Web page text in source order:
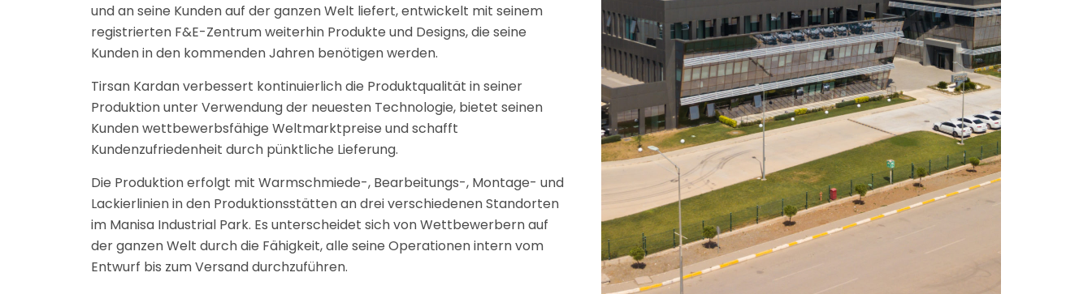
und an seine Kunden auf der ganzen Welt liefert, entwickelt mit seinem
registrierten F&E-Zentrum weiterhin Produkte und Designs, die seine
Kunden in den kommenden Jahren benötigen werden.
Tirsan Kardan verbessert kontinuierlich die Produktqualität in seiner
Produktion unter Verwendung der neuesten Technologie, bietet seinen
Kunden wettbewerbsfähige Weltmarktpreise und schafft
Kundenzufriedenheit durch pünktliche Lieferung.
Die Produktion erfolgt mit Warmschmiede-, Bearbeitungs-, Montage- und
Lackierlinien in den Produktionsstätten an drei verschiedenen Standorten
im Manisa Industrial Park. Es unterscheidet sich von Wettbewerbern auf
der ganzen Welt durch die Fähigkeit, alle seine Operationen intern vom
Entwurf bis zum Versand durchzuführen.